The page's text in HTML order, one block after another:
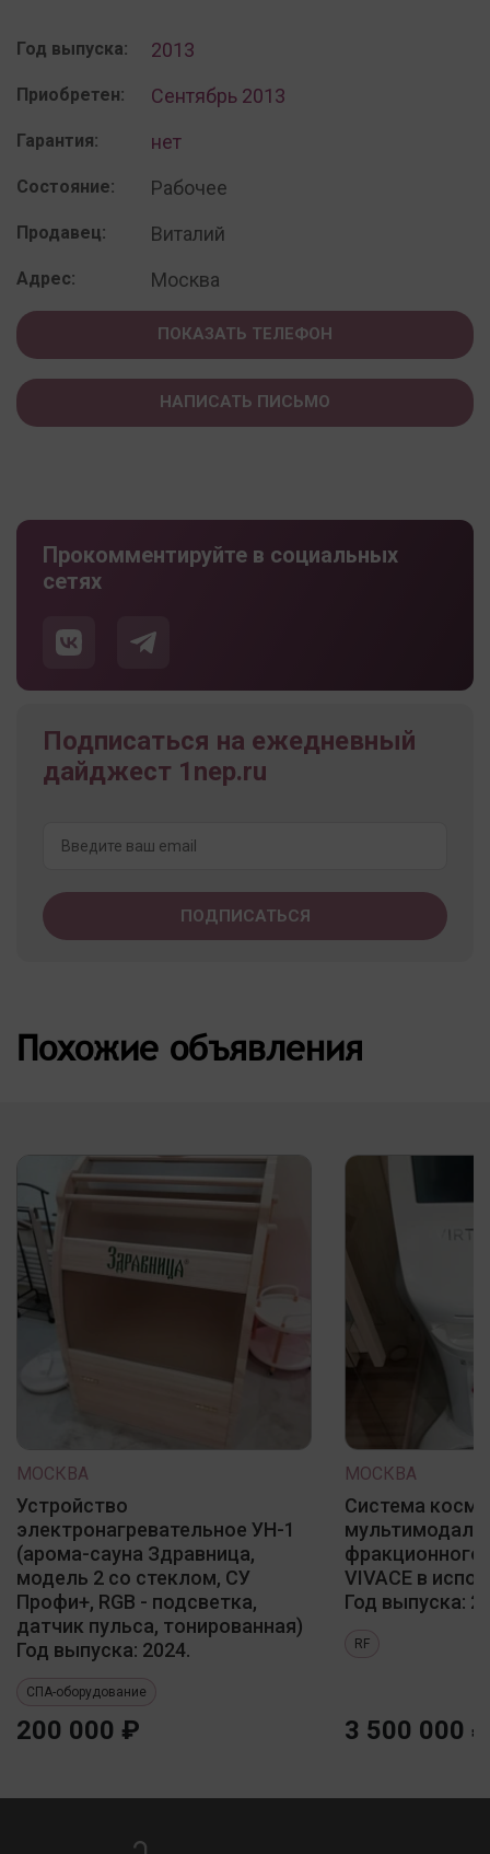
Год выпуска: 2013
Приобретен: Сентябрь 2013
Гарантия: нет
Состояние: Рабочее
Продавец: Виталий
Адрес: Москва
ПОКАЗАТЬ ТЕЛЕФОН
НАПИСАТЬ ПИСЬМО
Прокомментируйте в социальных
сетях
Подписаться на ежедневный
дайджест 1nep.ru
Похожие объявления
МОСКВА
Устройство
электронагревательное УН-1
(арома-сауна Здравница,
модель 2 со стеклом, СУ
Профи+, RGB - подсветка,
датчик пульса, тонированная)
Год выпуска: 2024.
СПА-оборудование
200 000 ₽
МОСКВА
Система
фракционного
VIVACE в
Год выпуска:
RF
3 500 000 ₽